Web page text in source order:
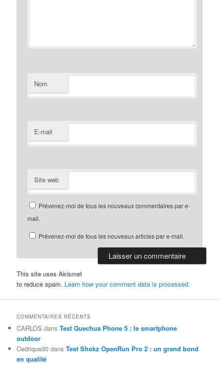
Nom
E-mail
Site web
Prévenez-moi de tous les nouveaux commentaires par e-
mail.
Prévenez-moi de tous les nouveaux articles par e-mail.
This site uses Akismet
to reduce spam. Learn how your comment data is processed.
COMMENTAIRES RÉCENTS
CARLOS dansTest Quechua Phone 5 : le smartphone
outdoor
Cedrique30 dansTest Shokz OpenRun Pro 2 : un grand bond
en qualité